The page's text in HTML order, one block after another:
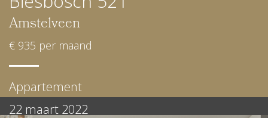
Amstelveen
€ 935 per maand
Appartement
22 maart 2022